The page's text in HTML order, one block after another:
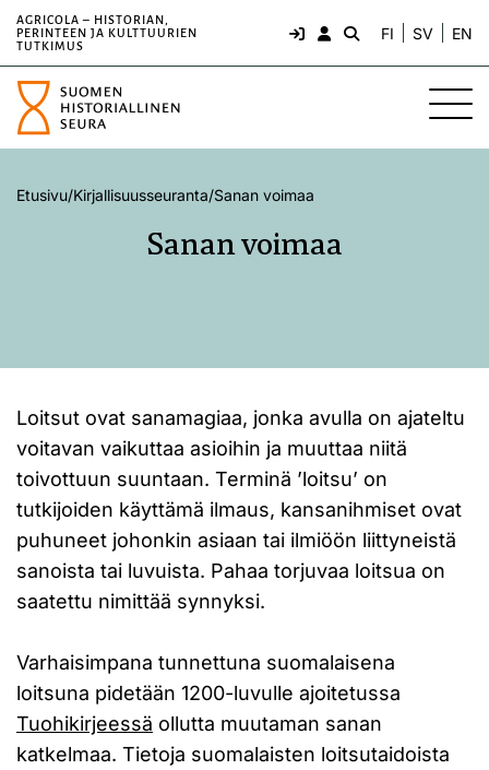
AGRICOLA – HISTORIAN,
PERINTEEN JA KULTTUURIEN
TUTKIMUS
FI SV EN
Etusivu/Kirjallisuusseuranta/Sanan voimaa
Sanan voimaa
Loitsut ovat sanamagiaa, jonka avulla on ajateltu
voitavan vaikuttaa asioihin ja muuttaa niitä
toivottuun suuntaan. Terminä ’loitsu’ on
tutkijoiden käyttämä ilmaus, kansanihmiset ovat
puhuneet johonkin asiaan tai ilmiöön liittyneistä
sanoista tai luvuista. Pahaa torjuvaa loitsua on
saatettu nimittää synnyksi.
Varhaisimpana tunnettuna suomalaisena
loitsuna pidetään 1200-luvulle ajoitetussa
Tuohikirjeessä ollutta muutaman sanan
katkelmaa. Tietoja suomalaisten loitsutaidoista